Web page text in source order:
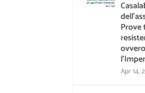
Prove
Apr 14,